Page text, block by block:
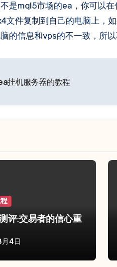
是mql5市场的ea，你可以
文件复制到自己的电脑上，
的信息和vps的不一致，所以
挂机服务器的教程
评:交易者的信心重
4日